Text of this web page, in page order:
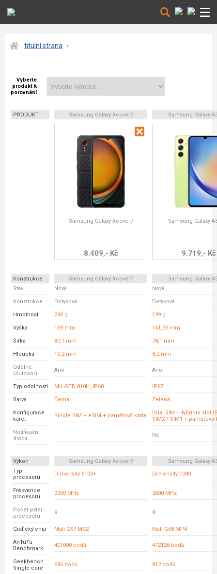
titulní strana
Vyberte
produkt k
porovnání
PRODUKT Samsung Galaxy Xcover7 Samsung Galaxy
Samsung Galaxy Xcover7
8.409,- Kč
Samsung Galaxy
9.719,- Kč
Konstrukce Samsung Galaxy Xcover7
Samsung Galaxy
Stav
Nový Nový
Konstrukce Dotyková Dotyková
Hmotnost 240 g 199 g
Výška 169 mm 161,35 mm
Šířka 80,1 mm 78,1 mm
Hloubka 10,2 mm 8,2 mm
Odolné
(outdoor)
Ano Ano
Typ odolnosti MIL-STD 810H, IP68 IP67
Barva Černá Zelená
Konfigurace
karet
Single SIM + eSIM + paměťová karta
Dual SIM - Hybridní slot
SIM2 / SIM1 + paměťová
Notifikační
dioda
- Ne
Výkon Samsung Galaxy Xcover7
Samsung Galaxy
Typ
procesoru
Dimensity 6100+ Dimensity 1080
Frekvence
procesoru
2200 MHz 2600 MHz
Počet jader
procesoru
8 8
Grafický chip Mali-G57 MC2 Mali-G68 MP4
AnTuTu
Benchmark
401000 bodů 472126 bodů
Geekbench
Single-core
686 bodů 812 bodů